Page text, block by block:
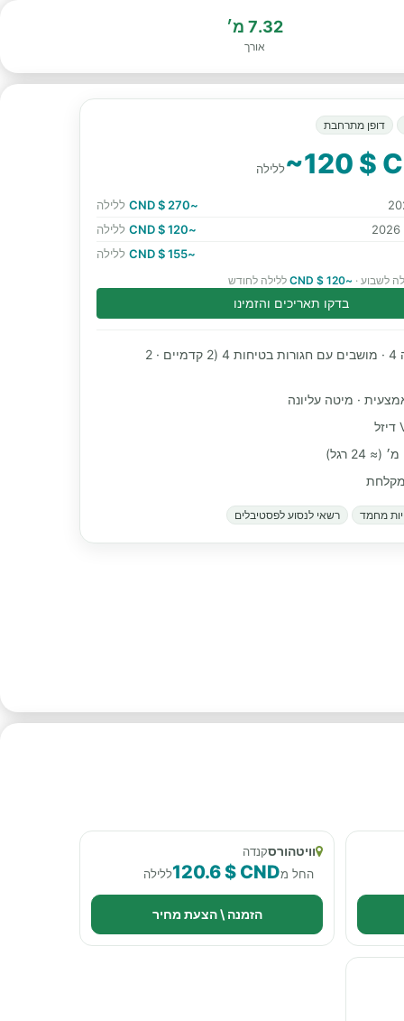
7.32 מ׳
אורך
דופן מתרחבת
~120 $ללילה
~270 $ CND
ללילה
~120 $ CND
ללילה
~155 $ CND
ללילה
לשבוע · ~120 $ CND ללילה לחודש
בדקו תאריכים והזמינו
מקומות שינה 4 · מושבים עם חגורות בטיחות 4 (2 קדמיים · 2
· מיטה עליונה
מקלחת
מחמד רשאי לנסוע לפסטיבלים
וויטהורסקנדה
החל מ120.6 $ CNDללילה
הזמנה \ הצעת מחיר